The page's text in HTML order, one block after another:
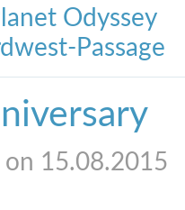
Odyssey
Passage
on 15.08.2015